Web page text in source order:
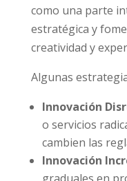
como una parte
estratégica y
creatividad y
Algunas
Innovación
o servicios
cambien las
Innovación